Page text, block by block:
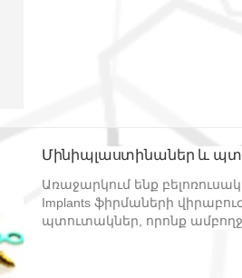
Մինիպլաստինաներ և
Առաջարկում ենք
Implants ֆիրմաների
պտուտակներ, որոնք